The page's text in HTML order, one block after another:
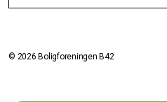
© 2026 Boligforeningen B42